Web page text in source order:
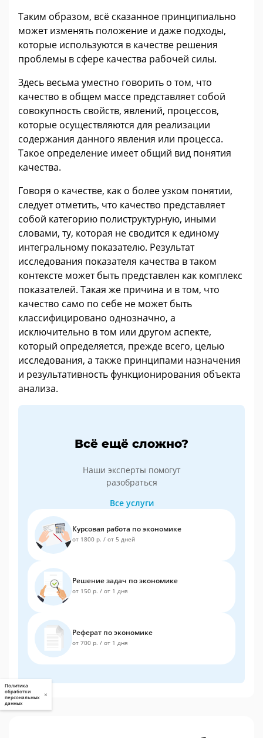
Таким образом, всё сказанное принципиально
может изменять положение и даже подходы,
которые используются в качестве решения
проблемы в сфере качества рабочей силы.
Здесь весьма уместно говорить о том, что
качество в общем массе представляет собой
совокупность свойств, явлений, процессов,
которые осуществляются для реализации
содержания данного явления или процесса.
Такое определение имеет общий вид понятия
качества.
Говоря о качестве, как о более узком понятии,
следует отметить, что качество представляет
собой категорию полиструктурную, иными
словами, ту, которая не сводится к единому
интегральному показателю. Результат
исследования показателя качества в таком
контексте может быть представлен как комплекс
показателей. Такая же причина и в том, что
качество само по себе не может быть
классифицировано однозначно, а
исключительно в том или другом аспекте,
который определяется, прежде всего, целью
исследования, а также принципами назначения
и результативность функционирования объекта
анализа.
Всё ещё сложно?
Наши эксперты помогут
разобраться
Все услуги
Курсовая работа по экономике
от 1800 р. / от 5 дней
Решение задач по экономике
от 150 р. / от 1 дня
Реферат по экономике
от 700 р. / от 1 дня
Политика
обработки
персональных
данных
×